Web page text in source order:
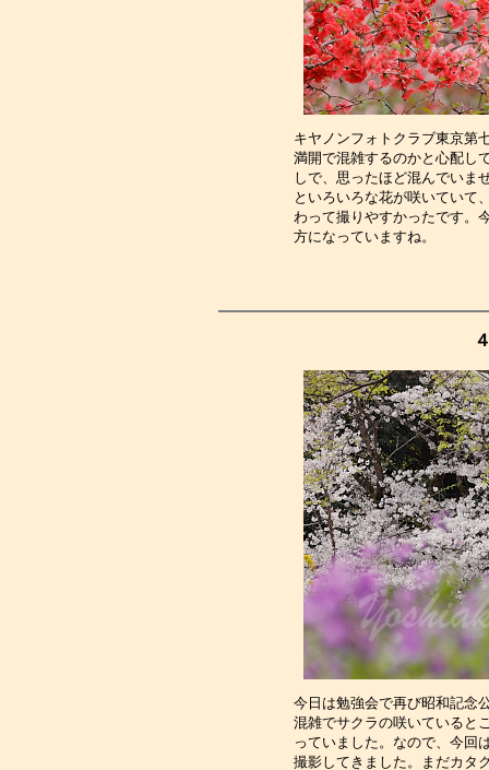
キヤノンフォトクラブ東京第
満開で混雑するのかと心配し
しで、思ったほど混んでいま
といろいろな花が咲いていて
わって撮りやすかったです。
方にな
今日は勉強会で再び昭和記念
混雑でサクラの咲いていると
っていました。なので、今回
撮影してきました。まだカタ